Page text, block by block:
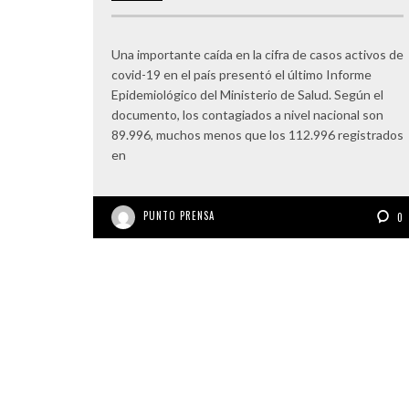
Una importante caída en la cifra de casos activos de
covid-19 en el país presentó el último Informe
Epidemiológico del Ministerio de Salud. Según el
documento, los contagiados a nivel nacional son
89.996, muchos menos que los 112.996 registrados
en
PUNTO PRENSA 0